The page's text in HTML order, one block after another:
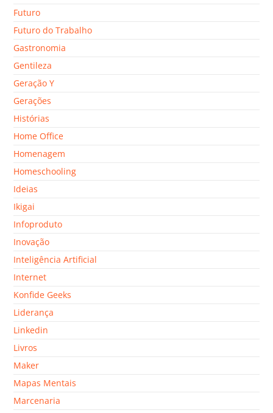
Futuro
Futuro do Trabalho
Gastronomia
Gentileza
Geração Y
Gerações
Histórias
Home Office
Homenagem
Homeschooling
Ideias
Ikigai
Infoproduto
Inovação
Inteligência Artificial
Internet
Konfide Geeks
Liderança
Linkedin
Livros
Maker
Mapas Mentais
Marcenaria